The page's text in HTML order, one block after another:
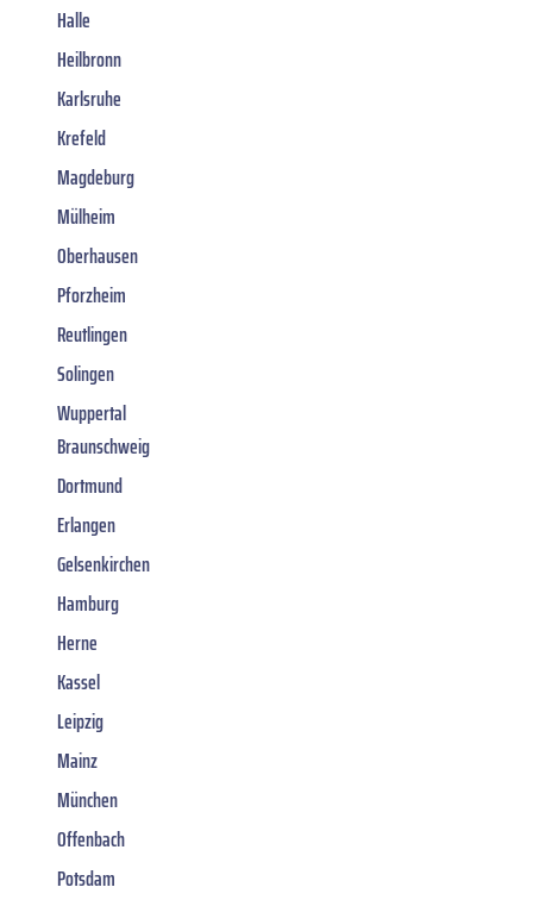
Halle
Heilbronn
Karlsruhe
Krefeld
Magdeburg
Mülheim
Oberhausen
Pforzheim
Reutlingen
Solingen
Wuppertal
Braunschweig
Dortmund
Erlangen
Gelsenkirchen
Hamburg
Herne
Kassel
Leipzig
Mainz
München
Offenbach
Potsdam